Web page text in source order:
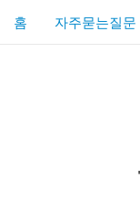
홈 자주묻는질문